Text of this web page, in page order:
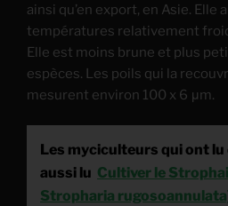
ainsi qu’en export, en Asie.
températures relativement
Elle est moins brune et plus
espèces. Les poils qui la
mesurent environ 100 x 6 μm.
Les myciculteurs qui ont
aussi lu Cultiver le
Stropharia rugosoannulata]